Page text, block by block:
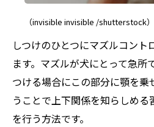
（invisible invisible /shutterstock）
しつけのひとつにマズルコント
ます。マズルが犬にとって急所
つける場合にこの部分に顎を乗
うことで上下関係を知らしめる
を行う方法です。